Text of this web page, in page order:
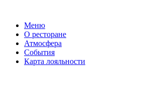
Меню
О ресторане
Атмосфера
События
Карта лояльности